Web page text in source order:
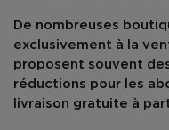
De nombreuses
exclusivement à la
proposent souvent
réductions pour les
livraison gratuite à